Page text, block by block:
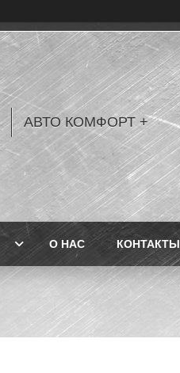
АВТО КОМФОРТ +
О НАС КОНТАКТЫ